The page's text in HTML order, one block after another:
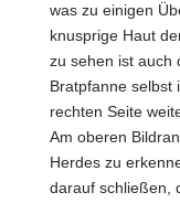
was zu einigen
knusprige Haut
zu sehen ist auch
Bratpfanne selbst
rechten Seite
Am oberen
Herdes zu
darauf schließen,